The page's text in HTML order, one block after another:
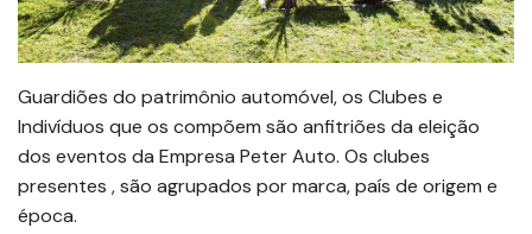
Guardiões do patrimônio automóvel, os Clubes e
Indivíduos que os compõem são anfitriões da eleição
dos eventos da Empresa Peter Auto. Os clubes
presentes , são agrupados por marca, país de origem e
época.